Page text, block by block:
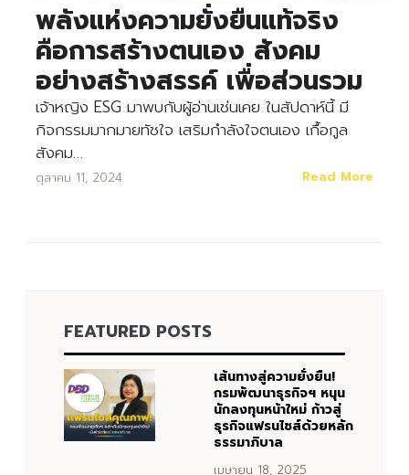
Search
พลังแห่งความยั่งยืนแท้จริง
คือการสร้างตนเอง สังคม
อย่างสร้างสรรค์ เพื่อส่วนรวม
เจ้าหญิง ESG มาพบกับผู้อ่านเช่นเคย ในสัปดาห์นี้ มี
กิจกรรมมากมายทัชใจ เสริมกำลังใจตนเอง เกื้อกูล
สังคม…
ตุลาคม 11, 2024 Read More
FEATURED POSTS
เส้นทางสู่ความยั่งยืน!
กรมพัฒนาธุรกิจฯ หนุน
นักลงทุนหน้าใหม่ ก้าวสู่
ธุรกิจแฟรนไชส์ด้วยหลัก
ธรรมาภิบาล
เมษายน 18, 2025